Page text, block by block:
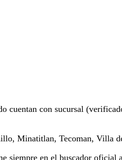
cuentan con sucursal
Minatitlan, Tecoman, Villa
siempre en el buscador